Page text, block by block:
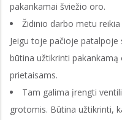
pakankamai šviežio oro.
Židinio darbo metu
Jeigu toje pačioje
būtina užtikrinti
prietaisams.
Tam galima įrengti
grotomis. Būtina užtikrinti,